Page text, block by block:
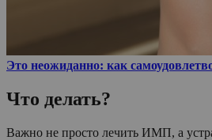
Это неожиданно: как
Что делать?
Важно не просто лечить ИМП, а